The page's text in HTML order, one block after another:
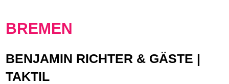
BREMEN
BENJAMIN RICHTER & GÄSTE |
TAKTIL